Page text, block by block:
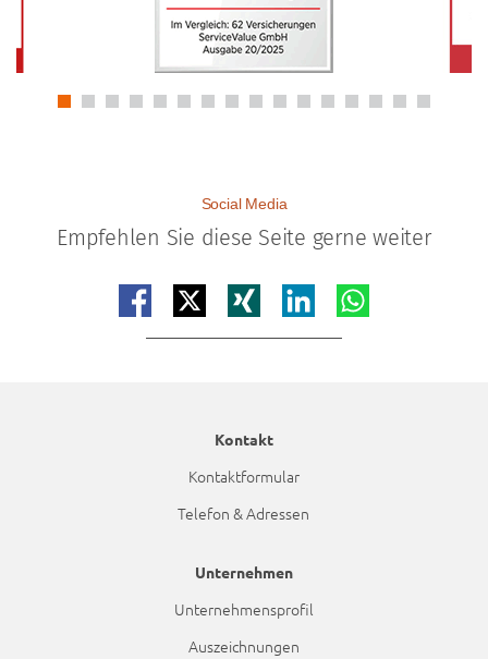
Empfehlen Sie diese Seite gerne weiter
Social Media
Teilen auf facebook
Teilen auf xTeilen auf xingTeilen auf linkedin
Teilen auf
Kontakt
Kontaktformular
Telefon & Adressen
Unternehmen
Unternehmensprofil
Auszeichnungen